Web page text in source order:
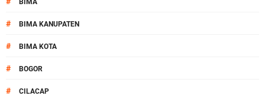
BIMA
# BIMA KANUPATEN
# BIMA KOTA
# BOGOR
# CILACAP